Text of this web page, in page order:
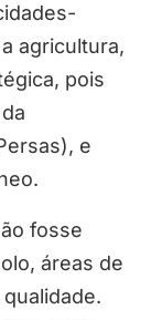
agricultura,
pois
e
fosse
áreas de